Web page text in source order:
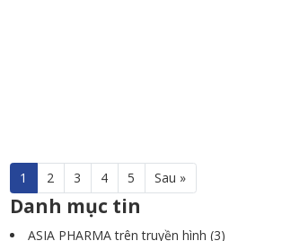
Danh mục tin
ASIA PHARMA trên truyền hình (3)
1 2 3 4 5 Sau »